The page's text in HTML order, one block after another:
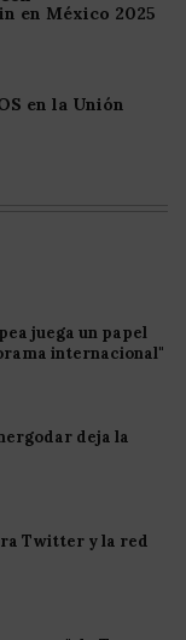
en México 2025
en la Unión
juega un papel
internacional"
deja la
Twitter y la red